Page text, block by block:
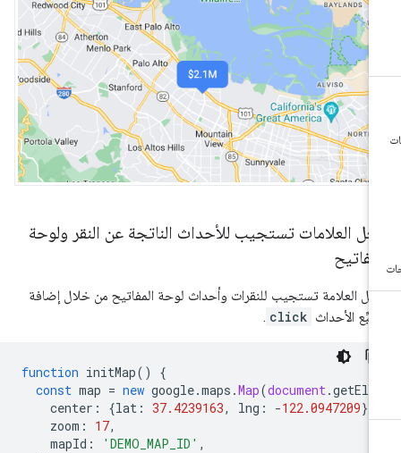
العلامات تستجيب للأحداث الناتجة عن النقر ولوحة
العلامة تستجيب للنقرات وأحداث لوحة المفاتيح من خلال إضافة
الأحداث click
.
function initMap ()
const
map = new google.maps.Map(document.
center: { lat: 37.4239163, lng: - 122.0947209
zoom :
mapId : 'DEMO_MAP_ID'